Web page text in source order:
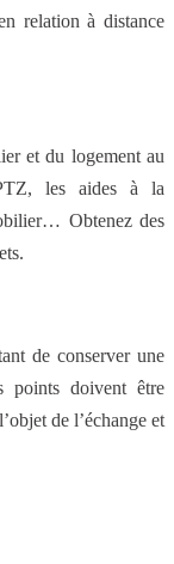
relation à distance
et du logement au
les aides à la
Obtenez des
de conserver une
points doivent être
de l’échange et